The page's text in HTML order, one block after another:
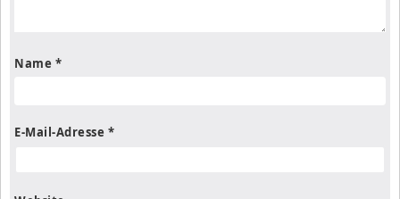
Name *
E-Mail-Adresse *